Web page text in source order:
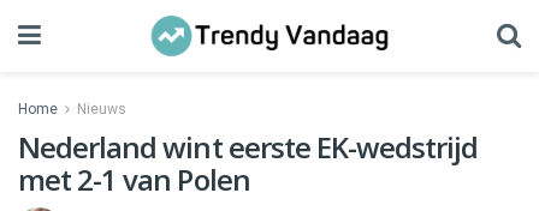
Home Nieuws
Nederland wint eerste EK-wedstrijd
met 2-1 van Polen